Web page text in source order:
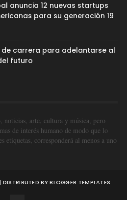
anuncia 12 nuevas startups
para su generación 19
de carrera para adelantarse al
futuro
noticias, arte, cultura y música, pero
de interés humano de modo que lo
etiquetas, corresponderá al menos a uno
| DISTRIBUTED BYBLOGGER TEMPLATES